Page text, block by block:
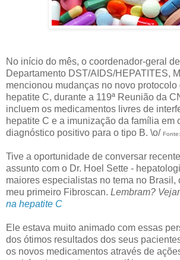
No início do mês, o coordenador-geral
Departamento DST/AIDS/HEPATITES,
mencionou mudanças no novo protocolo
hepatite C, durante a 119ª Reunião da
incluem os medicamentos livres de
hepatite C e a imunização da família em
diagnóstico positivo para o tipo B. \o/
Tive a oportunidade de conversar
assunto com o Dr. Hoel Sette -
maiores especialistas no tema no Brasil,
meu primeiro Fibroscan. Lembram?
na hepatite C
Ele estava muito animado com essas
dos ótimos resultados dos seus
os novos medicamentos através de